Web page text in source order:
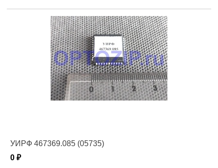
УИРФ 467369.085 (05735)
0 ₽